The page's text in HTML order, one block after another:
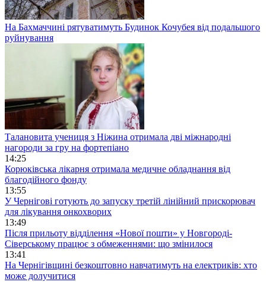
На Бахмаччині рятуватимуть Будинок Кочубея від подальшого
руйнування
Талановита учениця з Ніжина отримала дві міжнародні
нагороди за гру на фортепіано
14:25
Корюківська лікарня отримала медичне обладнання від
благодійного фонду
13:55
У Чернігові готують до запуску третій лінійний прискорювач
для лікування онкохворих
13:49
Після прильоту відділення «Нової пошти» у Новгороді-
Сіверському працює з обмеженнями: що змінилося
13:41
На Чернігівщині безкоштовно навчатимуть на електриків: хто
може долучитися